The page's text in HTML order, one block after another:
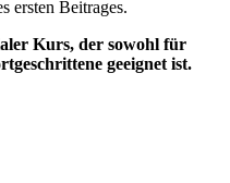
ersten Beitrages.
Kurs, der sowohl für
geeignet ist.